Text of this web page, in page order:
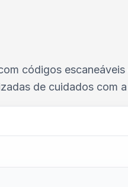
códigos
de cuidados com a